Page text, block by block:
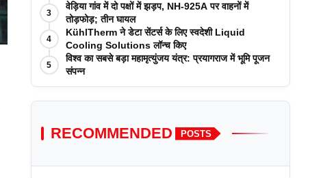
साथ अकादमिक पत्रिकाओं में प्रकाशन रणनीतियों पर एक
दिवसीय कार्यशाला का आयोजन किया
3
वेड़िया गांव में दो पक्षों में झड़प, NH-925A पर वाहनों में
तोड़फोड़; तीन घायल
4
KühlTherm ने डेटा सेंटर्स के लिए स्वदेशी Liquid
Cooling Solutions लॉन्च किए
5
विश्व का सबसे बड़ा महामृत्युंजय यंत्र: प्रयागराज में भूमि पूजन
संपन्न
RECOMMENDED POSTS